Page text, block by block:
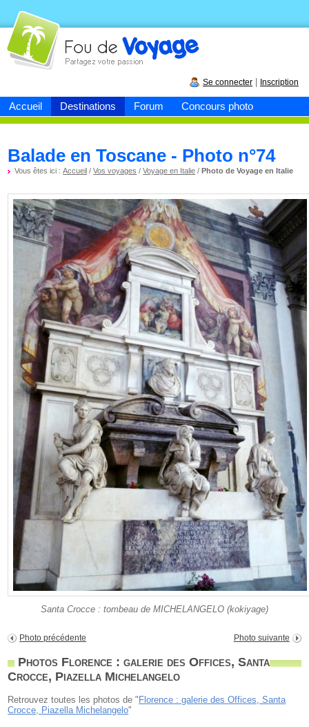
Accueil Destinations Forum Concours photo
Fou devoyage
Se connecter Inscription
Balade en Toscane - Photo n°74
Vous êtes ici :Accueil /Vos voyages /Voyage en Italie /Photo de Voyage en Italie
Santa Crocce : tombeau de MICHELANGELO (kokiyage)
Photo précédente Photo suivante
Photos Florence : galerie des Offices, Santa
Crocce, Piazella Michelangelo
Retrouvez toutes les photos de " Florence : galerie des Offices, Santa
Crocce, Piazella Michelangelo"